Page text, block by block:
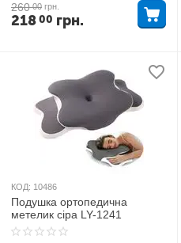
260 00 грн.
21800 грн.
КОД: 10486
Подушка ортопедична
метелик сіра LY-1241